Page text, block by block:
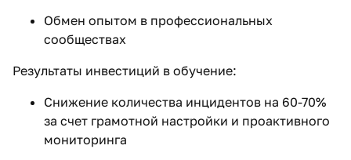
Обмен опытом в профессиональных
сообществах
Результаты инвестиций в обучение:
Снижение количества инцидентов на 60-70%
за счет грамотной настройки и проактивного
мониторинга